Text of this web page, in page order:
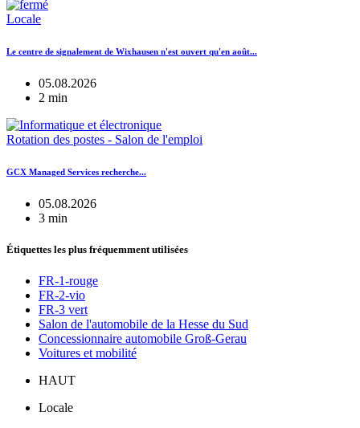
Locale
Le centre de signalement de Wixhausen n'est ouvert qu'en août...
05.08.2026
2 min
Rotation des postes - Salon de l'emploi
GCX Managed Services recherche...
05.08.2026
3 min
Étiquettes les plus fréquemment utilisées
FR-1-rouge
FR-2-vio
FR-3 vert
Salon de l'automobile de la Hesse du Sud
Concessionnaire automobile Groß-Gerau
Voitures et mobilité
HAUT
Locale